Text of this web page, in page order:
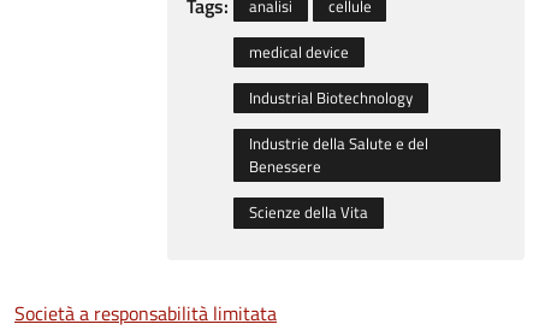
analisi
cellule
medical device
Industrial Biotechnology
Industrie della Salute e del
Benessere
Scienze della Vita
Società a responsabilità limitata